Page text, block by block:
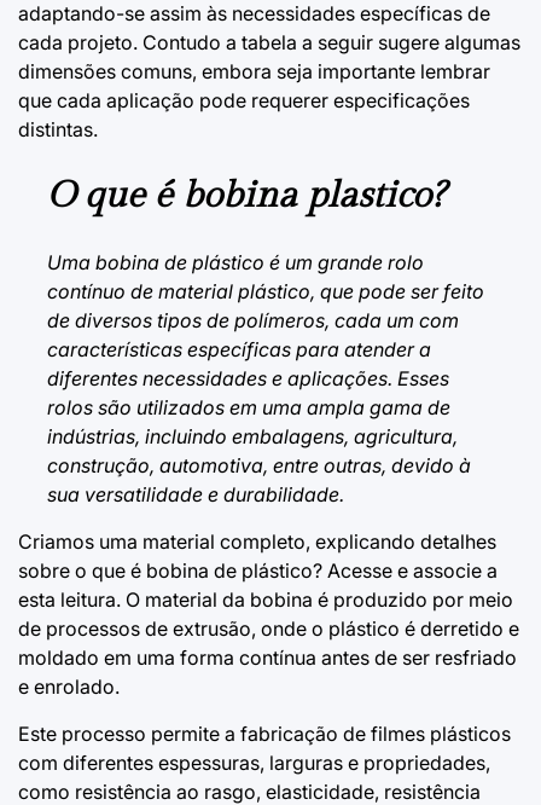
adaptando-se assim às necessidades específicas de
cada projeto. Contudo a tabela a seguir sugere algumas
dimensões comuns, embora seja importante lembrar
que cada aplicação pode requerer especificações
distintas.
O que é bobina plastico?
Uma bobina de plástico é um grande rolo
contínuo de material plástico, que pode ser feito
de diversos tipos de polímeros, cada um com
características específicas para atender a
diferentes necessidades e aplicações. Esses
rolos são utilizados em uma ampla gama de
indústrias, incluindo embalagens, agricultura,
construção, automotiva, entre outras, devido à
sua versatilidade e durabilidade.
Criamos uma material completo, explicando detalhes
sobre o que é bobina de plástico? Acesse e associe a
esta leitura. O material da bobina é produzido por meio
de processos de extrusão, onde o plástico é derretido e
moldado em uma forma contínua antes de ser resfriado
e enrolado.
Este processo permite a fabricação de filmes plásticos
com diferentes espessuras, larguras e propriedades,
como resistência ao rasgo, elasticidade, resistência